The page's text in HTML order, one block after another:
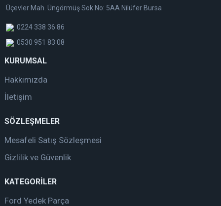
Üçevler Mah. Üngörmüş Sok No: 5AA Nilüfer Bursa
0224 338 36 86
0530 951 83 08
KURUMSAL
Hakkımızda
İletişim
SÖZLEŞMELER
Mesafeli Satış Sözleşmesi
Gizlilik ve Güvenlik
KATEGORİLER
Ford Yedek Parça